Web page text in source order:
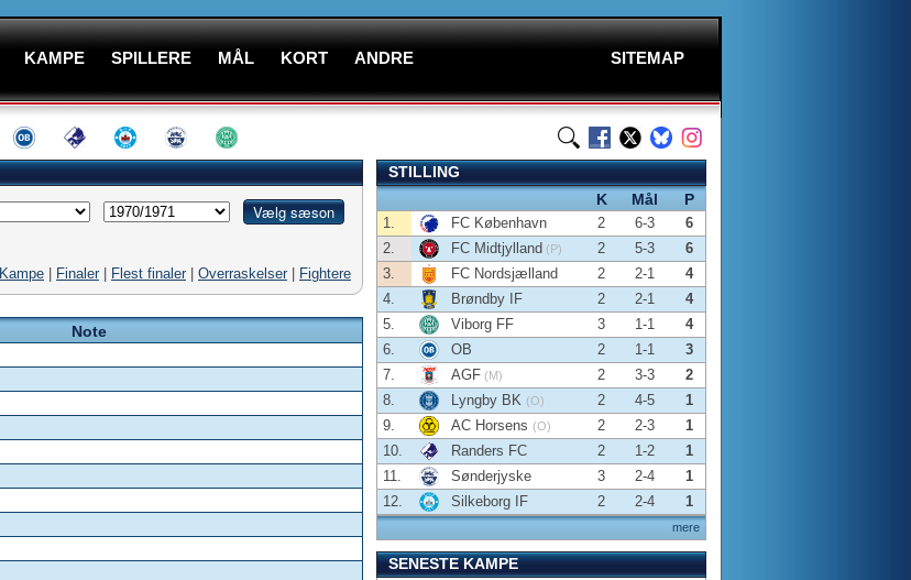
KAMPE SPILLERE MÅL KORT ANDRE SITEMAP
Kampe Finaler Flest finaler Overraskelser Fightere
Note
STILLING
K
Mål P
mere
1. FC København 2 6-3
6
2.
FC Midtjylland (P) 2 5-3
6
3.
FC Nordsjælland 2 2-1
4
4.
Brøndby IF 2 2-1
4
5.
Viborg FF 3 1-1
4
6.
OB 2 1-1
3
7.
AGF (M) 2 3-3
2
8.
Lyngby BK (O) 2 4-5
1
9.
AC Horsens (O) 2 2-3
1
10.
Randers FC 2 1-2
1
11.
Sønderjyske 3 2-4
1
12.
Silkeborg IF 2 2-4 1
SENESTE KAMPE